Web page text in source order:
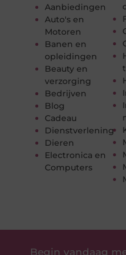
Aanbiedingen
Auto's en
Motoren
Banen en
opleidingen
Beauty en
verzorging
Bedrijven
Blog
Cadeau
Dienstverlening
Dieren
Electronica en
Computers
Begin vandaag